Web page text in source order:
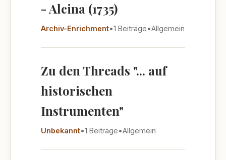
- Alcina (1735)
Archiv-Enrichment•1 Beiträge•Allgemein
Zu den Threads "... auf
historischen
Instrumenten"
Unbekannt•1 Beiträge•Allgemein